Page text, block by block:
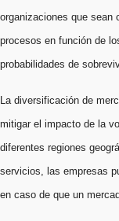
organizaciones que sean
procesos en función de
probabilidades de
La diversificación de
mitigar el impacto de la
diferentes regiones
servicios, las empresas
en caso de que un